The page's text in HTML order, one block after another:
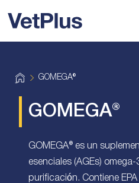
H
o
GOMEGA®
GOMEGA®
GOMEGA® es un
esenciales (AGEs)
purificación. Contiene